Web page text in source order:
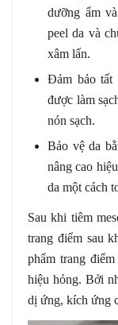
dưỡng ẩm
peel da và
xâm lấn.
Đảm bảo tất
được làm
nón sạch.
Bảo vệ da
nâng cao
da một cách
Sau khi tiêm
trang điểm sau
phẩm trang
hiệu hỏng. Bởi
dị ứng, kích ứng